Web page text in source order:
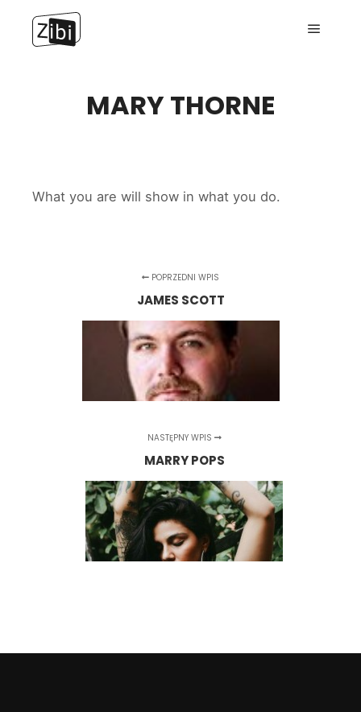
MARY THORNE
What you are will show in what you do.
POPRZEDNI WPIS
JAMES SCOTT
NASTĘPNY WPIS
MARRY POPS